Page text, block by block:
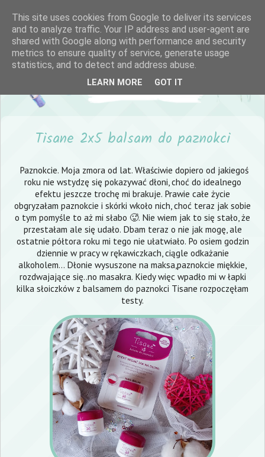
Tisane 2x5 balsam do paznokci
Paznokcie. Moja zmora od lat. Właściwie dopiero od jakiegoś
roku nie wstydzę się pokazywać dłoni, choć do idealnego
efektu jeszcze trochę mi brakuje. Prawie całe życie
obgryzałam paznokcie i skórki wkoło nich, choć teraz jak sobie
o tym pomyśle to aż mi słabo 🥵. Nie wiem jak to się stało, że
przestałam ale się udało. Dbam teraz o nie jak mogę, ale
ostatnie półtora roku mi tego nie ułatwiało. Po osiem godzin
dziennie w pracy w rękawiczkach, ciągle odkażanie
alkoholem... Dłonie wysuszone na maksa,paznokcie miękkie,
rozdwajające się..no masakra. Kiedy więc wpadło mi w łapki
kilka słoiczków z balsamem do paznokci Tisane rozpoczęłam
testy.
This site uses cookies from Google to deliver its services
and to analyze traffic. Your IP address and user-agent are
shared with Google along with performance and security
metrics to ensure quality of service, generate usage
statistics, and to detect and address abuse.
LEARN MORE GOT IT